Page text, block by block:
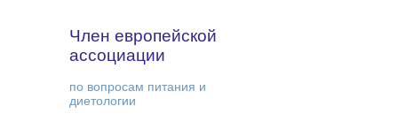
Член европейской
ассоциации
по вопросам питания и
диетологии